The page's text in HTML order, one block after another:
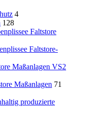
4
128
Faltstore
Faltstore-
Maßanlagen VS2
Maßanlagen 71
produzierte